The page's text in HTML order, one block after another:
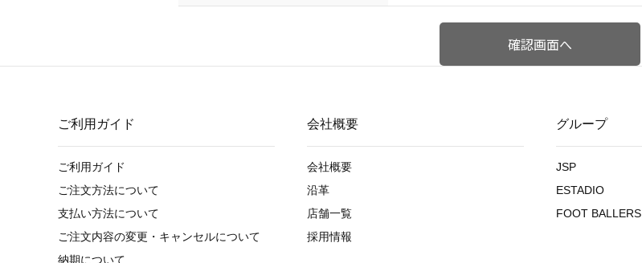
ご利用ガイド
ご利用ガイド
ご注文方法について
支払い方法について
ご注文内容の変更・キャンセルについて
納期について
会社概要
会社概要
沿革
店舗一覧
採用情報
グループ
JSP
ESTADIO
FOOT BALLERS